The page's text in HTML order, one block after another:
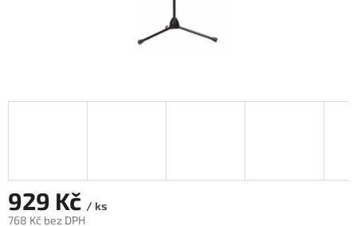
929 Kč / ks
768 Kč bez DPH